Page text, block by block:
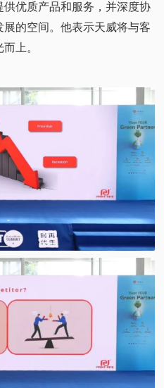
优质产品和服务，并深度协
的空间。他表示天威将与客
上。